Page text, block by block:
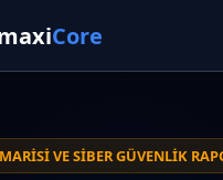
Core
VE SIBER GÜVENLIK